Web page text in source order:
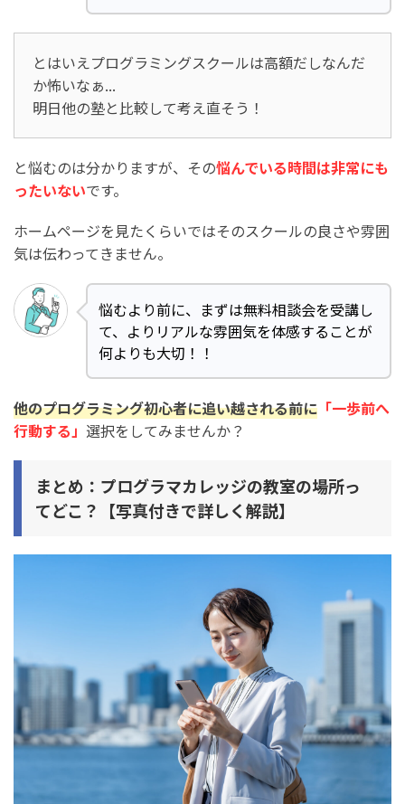
とはいえプログラミングスクールは高額だしなんだ
か怖いなぁ...
明日他の塾と比較して考え直そう！
と悩むのは分かりますが、その悩んでいる時間は非常にも
ったいないです。
ホームページを見たくらいではそのスクールの良さや雰囲
気は伝わってきません。
悩むより前に、まずは無料相談会を受講し
て、よりリアルな雰囲気を体感することが
何よりも大切！！
他のプログラミング初心者に追い越される前に 「一歩前へ
行動する」 選択をしてみませんか？
まとめ：プログラマカレッジの教室の場所っ
てどこ？【写真付きで詳しく解説】